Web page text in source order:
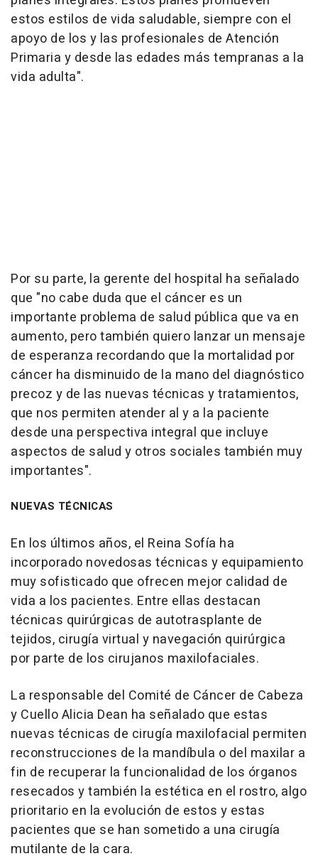
estos estilos de vida saludable, siempre con el
apoyo de los y las profesionales de Atención
Primaria y desde las edades más tempranas a la
vida adulta".
Por su parte, la gerente del hospital ha señalado
que "no cabe duda que el cáncer es un
importante problema de salud pública que va en
aumento, pero también quiero lanzar un mensaje
de esperanza recordando que la mortalidad por
cáncer ha disminuido de la mano del diagnóstico
precoz y de las nuevas técnicas y tratamientos,
que nos permiten atender al y a la paciente
desde una perspectiva integral que incluye
aspectos de salud y otros sociales también muy
importantes".
NUEVAS TÉCNICAS
En los últimos años, el Reina Sofía ha
incorporado novedosas técnicas y equipamiento
muy sofisticado que ofrecen mejor calidad de
vida a los pacientes. Entre ellas destacan
técnicas quirúrgicas de autotrasplante de
tejidos, cirugía virtual y navegación quirúrgica
por parte de los cirujanos maxilofaciales.
La responsable del Comité de Cáncer de Cabeza
y Cuello Alicia Dean ha señalado que estas
nuevas técnicas de cirugía maxilofacial permiten
reconstrucciones de la mandíbula o del maxilar a
fin de recuperar la funcionalidad de los órganos
resecados y también la estética en el rostro, algo
prioritario en la evolución de estos y estas
pacientes que se han sometido a una cirugía
mutilante de la cara.